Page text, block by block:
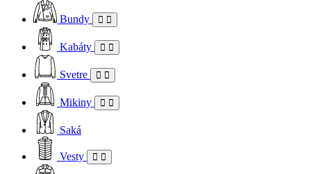
Bundy
Kabáty
Svetre
Mikiny
Saká
Vesty